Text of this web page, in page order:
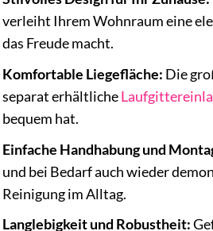
verleiht Ihrem Wohnraum eine
das Freude macht.
Komfortable Liegefläche: Die
separat erhältliche
bequem hat.
Einfache Handhabung und
und bei Bedarf auch wieder
Reinigung im Alltag.
Langlebigkeit und Robustheit: